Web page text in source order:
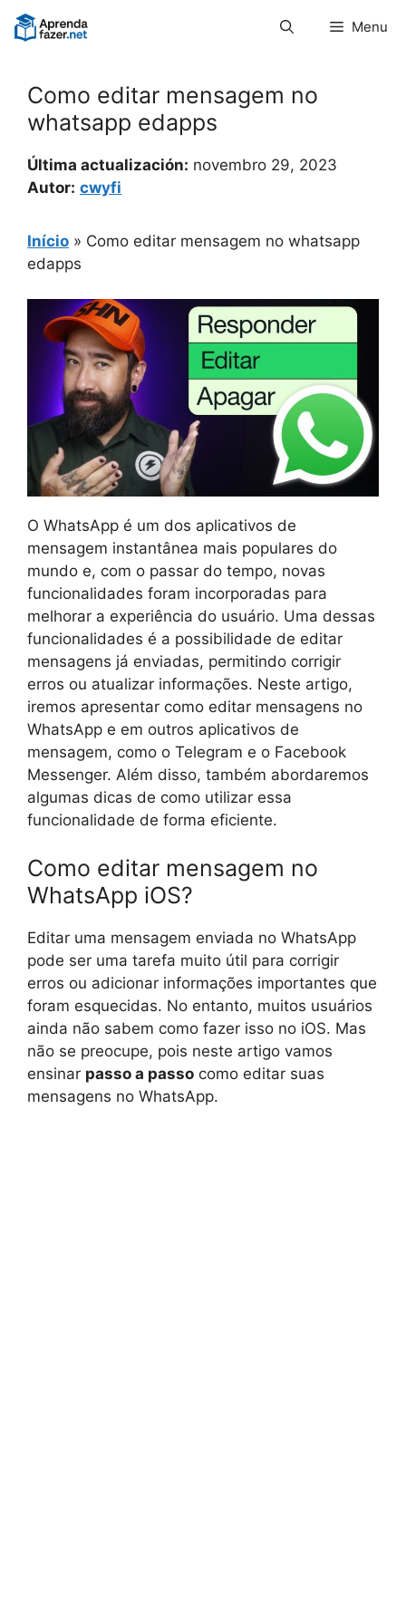
Pular
para
Menu
Como editar mensagem no
whatsapp edapps
Última actualización: novembro 29, 2023
Autor: cwyfi
Início » Como editar mensagem no whatsapp
edapps
O WhatsApp é um dos aplicativos de
mensagem instantânea mais populares do
mundo e, com o passar do tempo, novas
funcionalidades foram incorporadas para
melhorar a experiência do usuário. Uma dessas
funcionalidades é a possibilidade de editar
mensagens já enviadas, permitindo corrigir
erros ou atualizar informações. Neste artigo,
iremos apresentar como editar mensagens no
WhatsApp e em outros aplicativos de
mensagem, como o Telegram e o Facebook
Messenger. Além disso, também abordaremos
algumas dicas de como utilizar essa
funcionalidade de forma eficiente.
Como editar mensagem no
WhatsApp iOS?
Editar uma mensagem enviada no WhatsApp
pode ser uma tarefa muito útil para corrigir
erros ou adicionar informações importantes que
foram esquecidas. No entanto, muitos usuários
ainda não sabem como fazer isso no iOS. Mas
não se preocupe, pois neste artigo vamos
ensinar passo a passo como editar suas
mensagens no WhatsApp.